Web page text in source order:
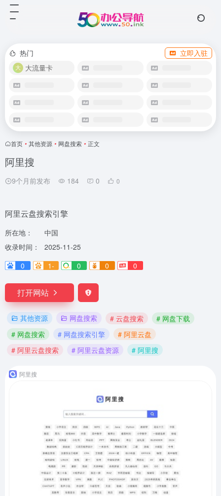
热门
立即入驻
大流量卡
首页 • 其他资源 • 网盘搜索 • 正文
阿里搜
9个月前发布 184 0 0
阿里云盘搜索引擎
所在地：
中国
收录时间：
2025-11-25
0
1- 0 0 0
打开网站
其他资源 网盘搜索 # 云盘搜索
# 网盘下载
# 网盘搜索
# 网盘搜索引擎
# 阿里云盘
# 阿里云盘搜索
# 阿里云盘资源 # 阿里搜
阿里搜